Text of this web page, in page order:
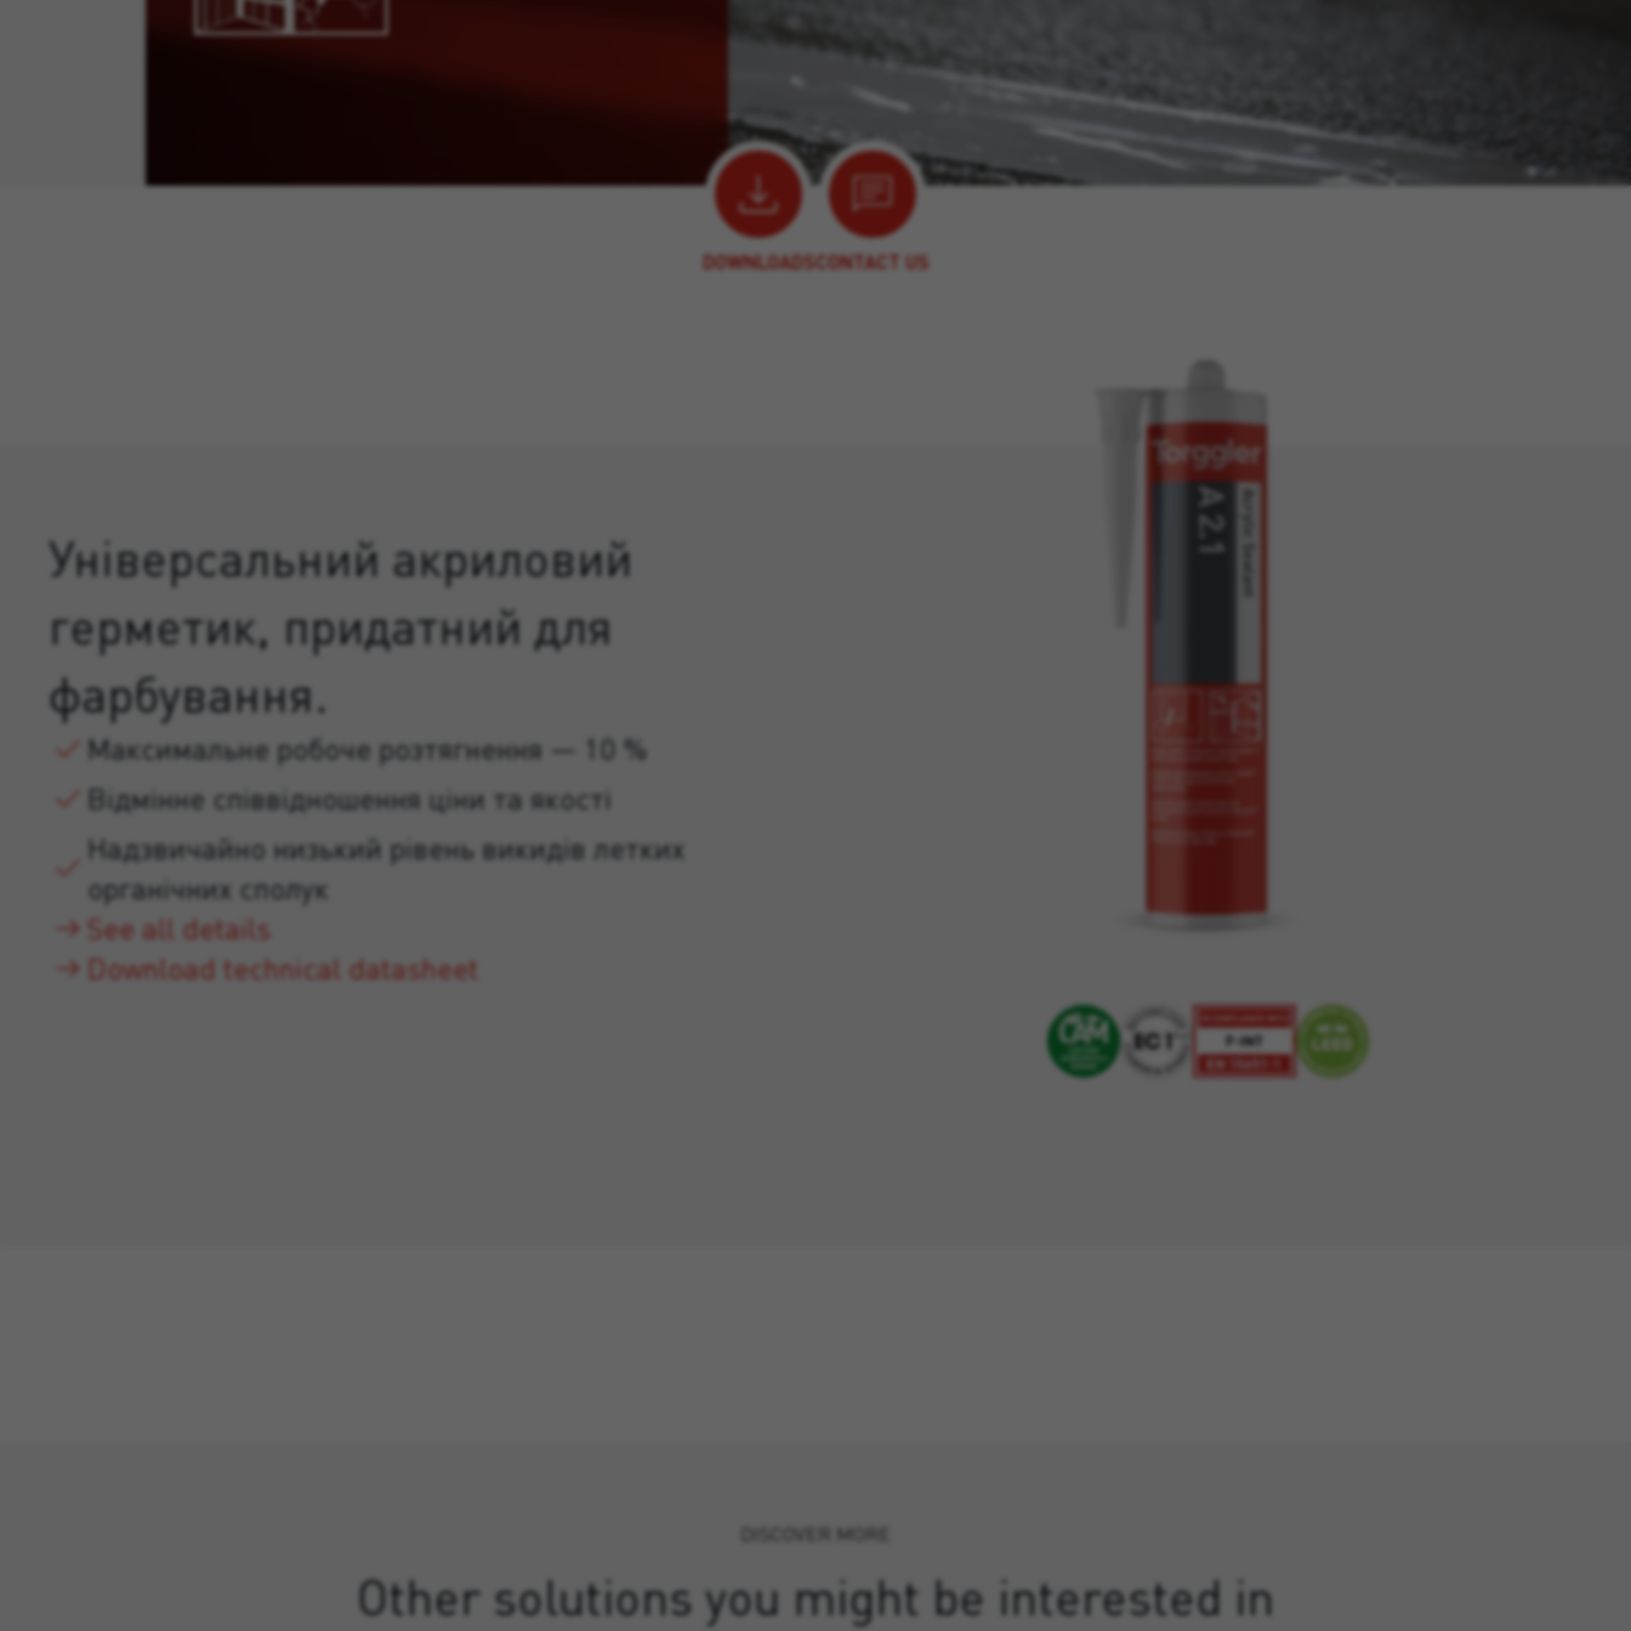
DOWNLOADSCONTACT US
Універсальний акриловий
герметик, придатний для
фарбування.
Максимальне робоче розтягнення — 10 %
Відмінне співвідношення ціни та якості
Надзвичайно низький рівень викидів летких
органічних сполук
See all details
Download technical datasheet
DISCOVER MORE
Other solutions you might be interested in